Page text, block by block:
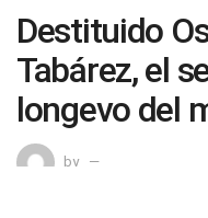
Destituido
Tabárez, el
longevo del
by